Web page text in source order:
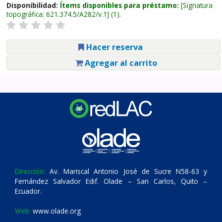
Disponibilidad: Ítems disponibles para préstamo: Signatura
topográfica: 621.374.5/A282/v.1 (1).
Hacer reserva
Agregar al carrito
Dirección: Av. Mariscal Antonio José de Sucre N58-63 y
Fernández Salvador Edif. Olade – San Carlos, Quito –
Ecuador.
Web: www.olade.org